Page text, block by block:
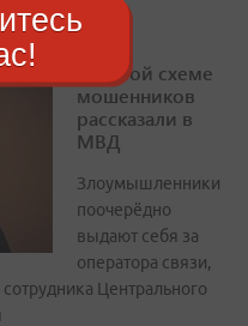
О новой схеме
мошенников
рассказали в
МВД
Злоумышленники
поочерёдно
выдают себя за
оператора связи,
Центрального